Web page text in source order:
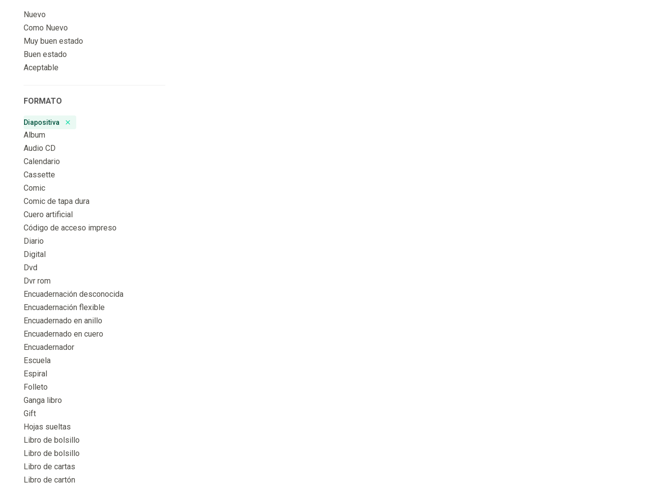
Nuevo
Como Nuevo
Muy buen estado
Buen estado
Aceptable
FORMATO
Diapositiva
Remove badge
Album
Audio CD
Calendario
Cassette
Comic
Comic de tapa dura
Cuero artificial
Código de acceso impreso
Diario
Digital
Dvd
Dvr rom
Encuadernación desconocida
Encuadernación flexible
Encuadernado en anillo
Encuadernado en cuero
Encuadernador
Escuela
Espiral
Folleto
Ganga libro
Gift
Hojas sueltas
Libro de bolsillo
Libro de bolsillo
Libro de cartas
Libro de cartón